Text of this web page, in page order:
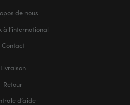
de nous
à l’international
Contact
Livraison
Retour
d’aide